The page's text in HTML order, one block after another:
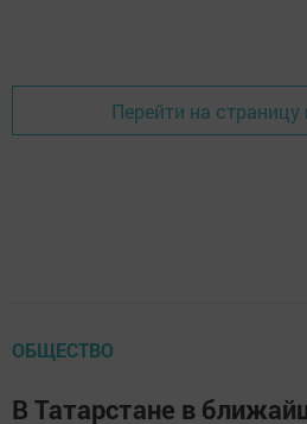
Перейти на страницу
ОБЩЕСТВО
В Татарстане в